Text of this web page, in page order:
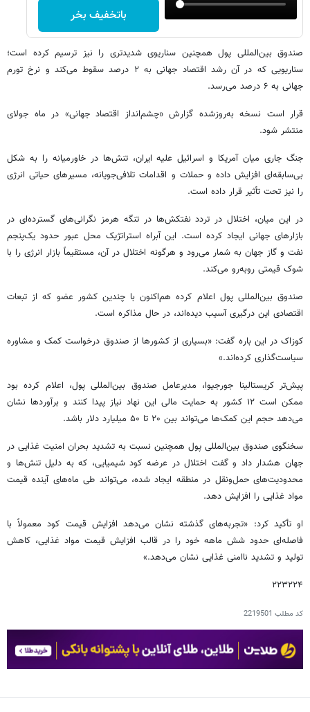
باتخفیف بخر
صندوق بین‌المللی پول همچنین سناریوی شدیدتری را نیز ترسیم کرده است؛
سناریویی که در آن رشد اقتصاد جهانی به ۲ درصد سقوط می‌کند و نرخ تورم
جهانی به ۶ درصد می‌رسد.
قرار است نسخه به‌روزشده گزارش «چشم‌انداز اقتصاد جهانی» در ماه جولای
منتشر شود.
جنگ جاری میان آمریکا و اسرائیل علیه ایران، تنش‌ها در خاورمیانه را به شکل
بی‌سابقه‌ای افزایش داده و حملات و اقدامات تلافی‌جویانه، مسیرهای حیاتی انرژی
را نیز تحت تأثیر قرار داده است.
در این میان، اختلال در تردد نفتکش‌ها در تنگه هرمز نگرانی‌های گسترده‌ای در
بازارهای جهانی ایجاد کرده است. این آبراه استراتژیک محل عبور حدود یک‌پنجم
نفت و گاز جهان به شمار می‌رود و هرگونه اختلال در آن، مستقیماً بازار انرژی را با
شوک قیمتی روبه‌رو می‌کند.
صندوق بین‌المللی پول اعلام کرده هم‌اکنون با چندین کشور عضو که از تبعات
اقتصادی این درگیری آسیب دیده‌اند، در حال مذاکره است.
کوزاک در این باره گفت: «بسیاری از کشورها از صندوق درخواست کمک و مشاوره
سیاست‌گذاری کرده‌اند.»
پیش‌تر کریستالینا جورجیوا، مدیرعامل صندوق بین‌المللی پول، اعلام کرده بود
ممکن است ۱۲ کشور به حمایت مالی این نهاد نیاز پیدا کنند و برآوردها نشان
می‌دهد حجم این کمک‌ها می‌تواند بین ۲۰ تا ۵۰ میلیارد دلار باشد.
سخنگوی صندوق بین‌المللی پول همچنین نسبت به تشدید بحران امنیت غذایی در
جهان هشدار داد و گفت اختلال در عرضه کود شیمیایی، که به دلیل تنش‌ها و
محدودیت‌های حمل‌ونقل در منطقه ایجاد شده، می‌تواند طی ماه‌های آینده قیمت
مواد غذایی را افزایش دهد.
او تأکید کرد: «تجربه‌های گذشته نشان می‌دهد افزایش قیمت کود معمولاً با
فاصله‌ای حدود شش ماهه خود را در قالب افزایش قیمت مواد غذایی، کاهش
تولید و تشدید ناامنی غذایی نشان می‌دهد.»
۲۲۳۲۲۴
کد مطلب 2219501